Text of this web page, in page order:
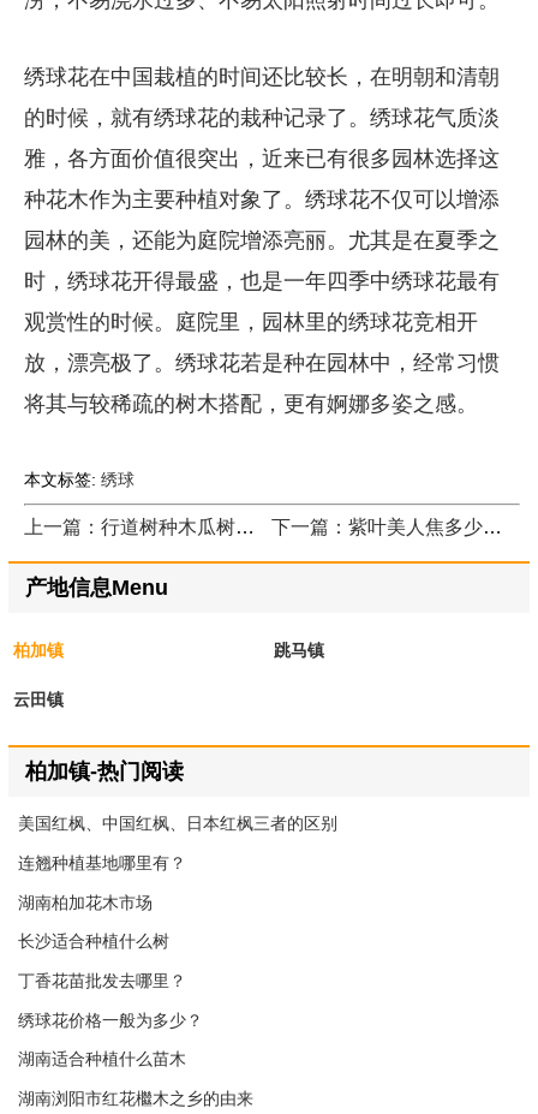
绣球花在中国栽植的时间还比较长，在明朝和清朝
的时候，就有绣球花的栽种记录了。绣球花气质淡
雅，各方面价值很突出，近来已有很多园林选择这
种花木作为主要种植对象了。绣球花不仅可以增添
园林的美，还能为庭院增添亮丽。尤其是在夏季之
时，绣球花开得最盛，也是一年四季中绣球花最有
观赏性的时候。庭院里，园林里的绣球花竞相开
放，漂亮极了。绣球花若是种在园林中，经常习惯
将其与较稀疏的树木搭配，更有婀娜多姿之感。
本文标签: 绣球
上一篇：行道树种木瓜树间距多少米一棵？ 下一篇：紫叶美人焦多少钱一棵？
产地信息Menu
柏加镇 跳马镇
云田镇
柏加镇-热门阅读
美国红枫、中国红枫、日本红枫三者的区别
连翘种植基地哪里有？
湖南柏加花木市场
长沙适合种植什么树
丁香花苗批发去哪里？
绣球花价格一般为多少？
湖南适合种植什么苗木
湖南浏阳市红花檵木之乡的由来